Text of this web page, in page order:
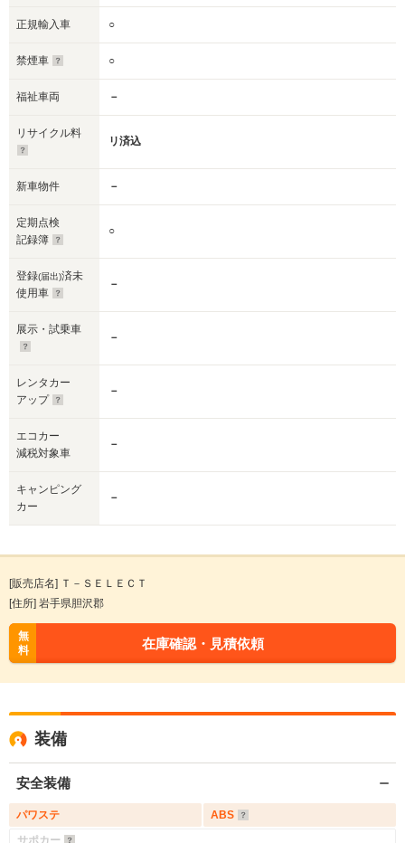
正規輸入車 ○
禁煙車 ○
福祉車両 －
リサイクル料
リ済込
新車物件 －
定期点検
記録簿
○
登録(届出)済未
使用車
－
展示・試乗車
－
レンタカー
アップ
－
エコカー
減税対象車
－
キャンピング
カー
－
[販売店名] Ｔ－ＳＥＬＥＣＴ
[住所] 岩手県胆沢郡
無
料
在庫確認・見積依頼
装備
安全装備
パワステ
ABS
サポカー